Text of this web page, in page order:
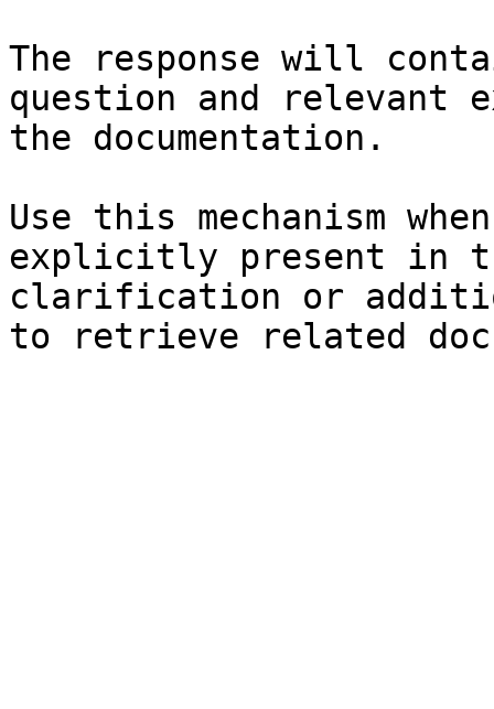
The response will
question and relevant
the documentation.
Use this mechanism
explicitly present in
clarification or